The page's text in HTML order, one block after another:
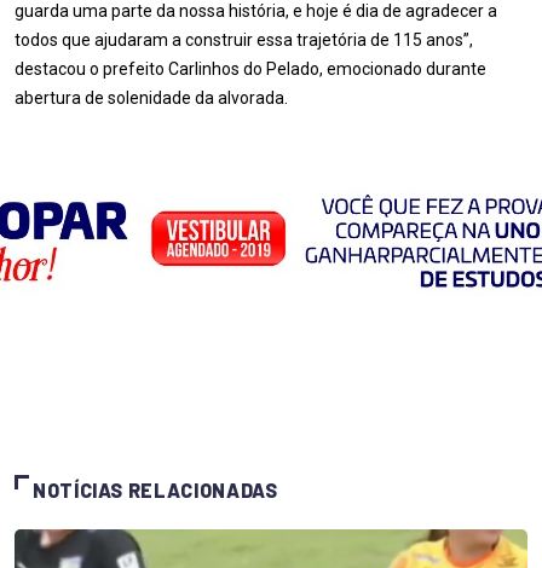
guarda uma parte da nossa história, e hoje é dia de agradecer a
todos que ajudaram a construir essa trajetória de 115 anos”,
destacou o prefeito Carlinhos do Pelado, emocionado durante
abertura de solenidade da alvorada.
NOTÍCIAS RELACIONADAS